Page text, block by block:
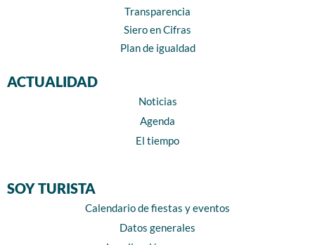
Transparencia
Siero en Cifras
Plan de igualdad
ACTUALIDAD
Noticias
Agenda
El tiempo
SOY TURISTA
Calendario de fiestas y eventos
Datos generales